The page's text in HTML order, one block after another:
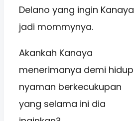
Delano yang ingin Kanaya
jadi mommynya.
Akankah Kanaya
menerimanya demi hidup
nyaman berkecukupan
yang selama ini dia